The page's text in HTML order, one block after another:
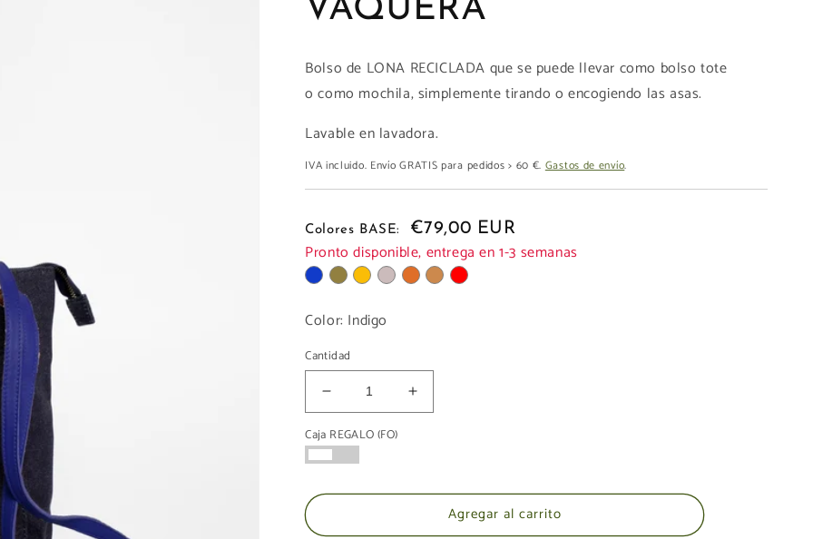
VAQUERA
Bolso de LONA RECICLADA que se puede llevar como bolso tote
o como mochila, simplemente tirando o encogiendo las asas.
Lavable en lavadora.
IVA incluido. Envío GRATIS para pedidos > 60 €.Gastos de envío.
Colores BASE: €79,00 EUR
Pronto disponible, entrega en 1-3 semanas
Color: Indigo
Cantidad
Reducir
cantidad
para
Bolso
Mini
VAQUERA
Aumentar
cantidad
Mini
LONA
VAQUERA
Caja REGALO (FO)
Agregar al carrito